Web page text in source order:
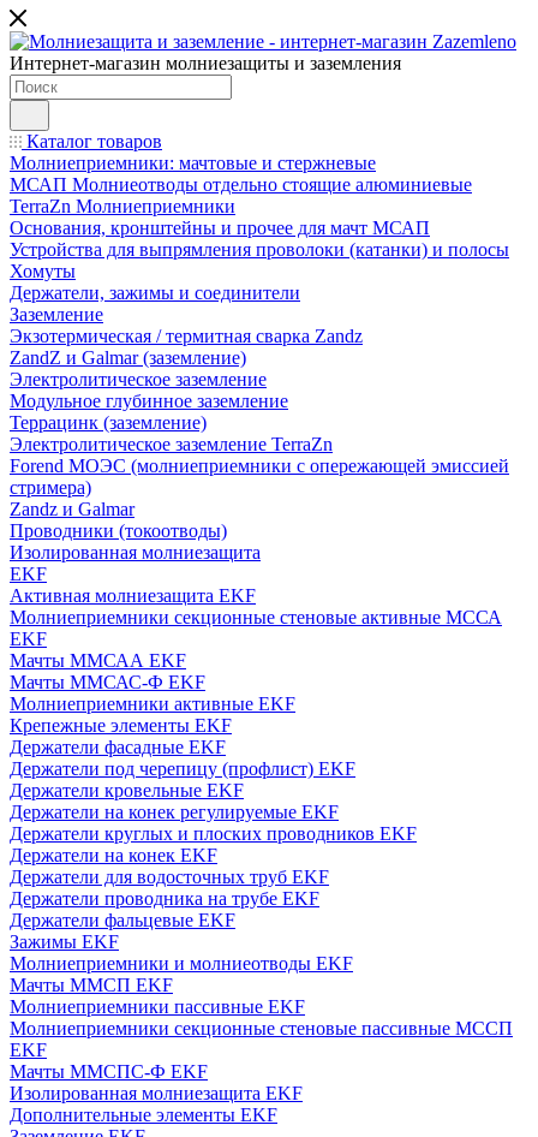
Интернет-магазин молниезащиты и заземления
Каталог товаров
Молниеприемники: мачтовые и стержневые
МСАП Молниеотводы отдельно стоящие алюминиевые
TerraZn Молниеприемники
Основания, кронштейны и прочее для мачт МСАП
Устройства для выпрямления проволоки (катанки) и полосы
Хомуты
Держатели, зажимы и соединители
Заземление
Экзотермическая / термитная сварка Zandz
ZandZ и Galmar (заземление)
Электролитическое заземление
Модульное глубинное заземление
Террацинк (заземление)
Электролитическое заземление TerraZn
Forend МОЭС (молниеприемники с опережающей эмиссией
стримера)
Zandz и Galmar
Проводники (токоотводы)
Изолированная молниезащита
EKF
Активная молниезащита EKF
Молниеприемники секционные стеновые активные МССА
EKF
Мачты ММСАА EKF
Мачты ММСАС-Ф EKF
Молниеприемники активные EKF
Крепежные элементы EKF
Держатели фасадные EKF
Держатели под черепицу (профлист) EKF
Держатели кровельные EKF
Держатели на конек регулируемые EKF
Держатели круглых и плоских проводников EKF
Держатели на конек EKF
Держатели для водосточных труб EKF
Держатели проводника на трубе EKF
Держатели фальцевые EKF
Зажимы EKF
Молниеприемники и молниеотводы EKF
Мачты ММСП EKF
Молниеприемники пассивные EKF
Молниеприемники секционные стеновые пассивные МССП
EKF
Мачты ММСПС-Ф EKF
Изолированная молниезащита EKF
Дополнительные элементы EKF